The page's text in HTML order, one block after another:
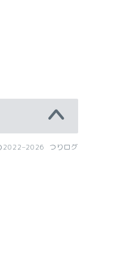
2022–2026 つりログ